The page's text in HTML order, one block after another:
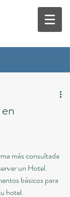
más consultada
un Hotel.
básicos para
hotel.